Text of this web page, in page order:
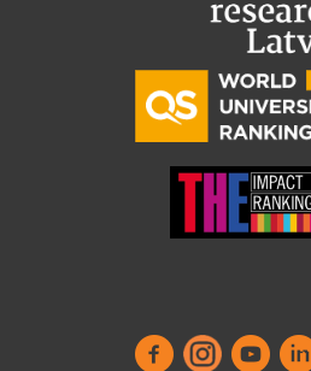
Starptautiskie projekti
EURAXESS RSU